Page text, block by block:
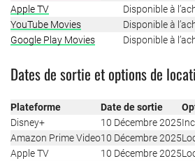
Apple TV
Disponible à
YouTube Movies
Disponible à
Google Play Movies
Disponible à
Dates de sortie et options de
Plateforme Date de sortie
Disney+
10 Décembre 2025
Amazon Prime Video10 Décembre 2025
Apple TV
10 Décembre 2025